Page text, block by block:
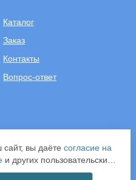
Каталог
Заказ
Контакты
Вопрос-ответ
вы даёте согласие на
и других пользовательских
о местоположении,